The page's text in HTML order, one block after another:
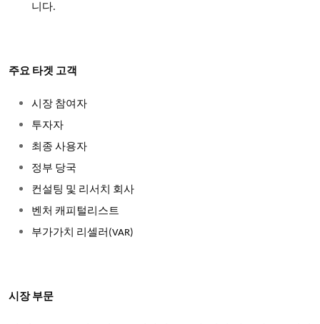
니다.
주요 타겟 고객
시장 참여자
투자자
최종 사용자
정부 당국
컨설팅 및 리서치 회사
벤처 캐피털리스트
부가가치 리셀러(VAR)
시장 부문